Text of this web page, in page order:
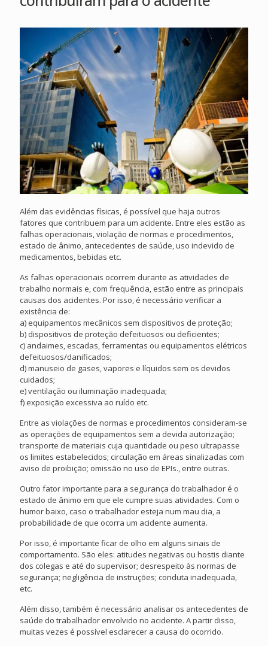
Além das evidências físicas, é possível que haja outros
fatores que contribuem para um acidente. Entre eles estão as
falhas operacionais, violação de normas e procedimentos,
estado de ânimo, antecedentes de saúde, uso indevido de
medicamentos, bebidas etc.
As falhas operacionais ocorrem durante as atividades de
trabalho normais e, com frequência, estão entre as principais
causas dos acidentes. Por isso, é necessário verificar a
existência de:
a) equipamentos mecânicos sem dispositivos de proteção;
b) dispositivos de proteção defeituosos ou deficientes;
c) andaimes, escadas, ferramentas ou equipamentos elétricos
defeituosos/danificados;
d) manuseio de gases, vapores e líquidos sem os devidos
cuidados;
e) ventilação ou iluminação inadequada;
f) exposição excessiva ao ruído etc.
Entre as violações de normas e procedimentos consideram-se
as operações de equipamentos sem a devida autorização;
transporte de materiais cuja quantidade ou peso ultrapasse
os limites estabelecidos; circulação em áreas sinalizadas com
aviso de proibição; omissão no uso de EPIs., entre outras.
Outro fator importante para a segurança do trabalhador é o
estado de ânimo em que ele cumpre suas atividades. Com o
humor baixo, caso o trabalhador esteja num mau dia, a
probabilidade de que ocorra um acidente aumenta.
Por isso, é importante ficar de olho em alguns sinais de
comportamento. São eles: atitudes negativas ou hostis diante
dos colegas e até do supervisor; desrespeito às normas de
segurança; negligência de instruções; conduta inadequada,
etc.
Além disso, também é necessário analisar os antecedentes de
saúde do trabalhador envolvido no acidente. A partir disso,
muitas vezes é possível esclarecer a causa do ocorrido.